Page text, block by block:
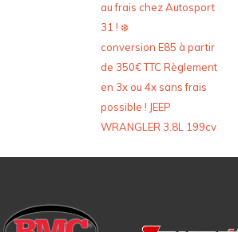
au frais chez Autosport
31 ! ❄️
conversion E85 à partir
de 350€ TTC Règlement
en 3x ou 4x sans frais
possible ! JEEP
WRANGLER 3.8L 199cv